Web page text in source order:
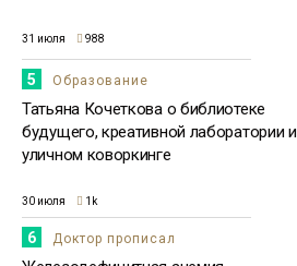
31 июля 988
5 Образование
Татьяна Кочеткова о библиотеке
будущего, креативной лаборатории и
уличном коворкинге
30 июля 1k
6 Доктор прописал